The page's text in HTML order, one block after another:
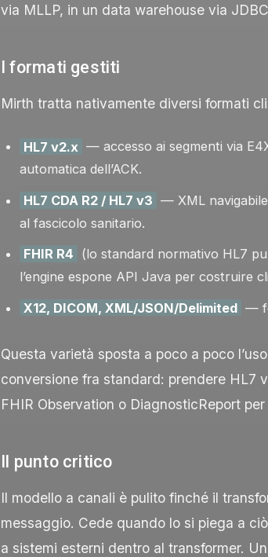
via MLLP, in un data warehouse via
I formati gestiti
Mirth tratta nativamente diversi formati
HL7 v2.x — accesso ai segmenti via
automatica dell’ACK.
HL7 CDA R2 / HL7 v3 — XML
al fascicolo sanitario.
FHIR R4 (lo standard normativo HL7
l’engine espone API Java per costruire
X12, DICOM, XML/JSON/Delimited —
Questa varietà sposta a poco a poco
conversione fra standard: prendere HL7
FHIR Observation o DiagnosticReport
Il punto critico
Il modello a canali è pulito finché il
messaggio. Cede quando lo si piega a
a sistemi esterni dentro al transformer.